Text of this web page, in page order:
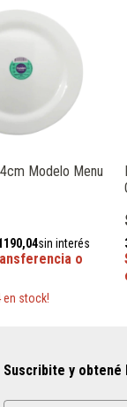
Modelo Menu
en stock!
Suscribite y obtené